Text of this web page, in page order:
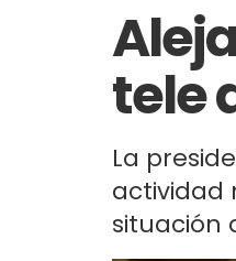
tele
La
actividad
situación